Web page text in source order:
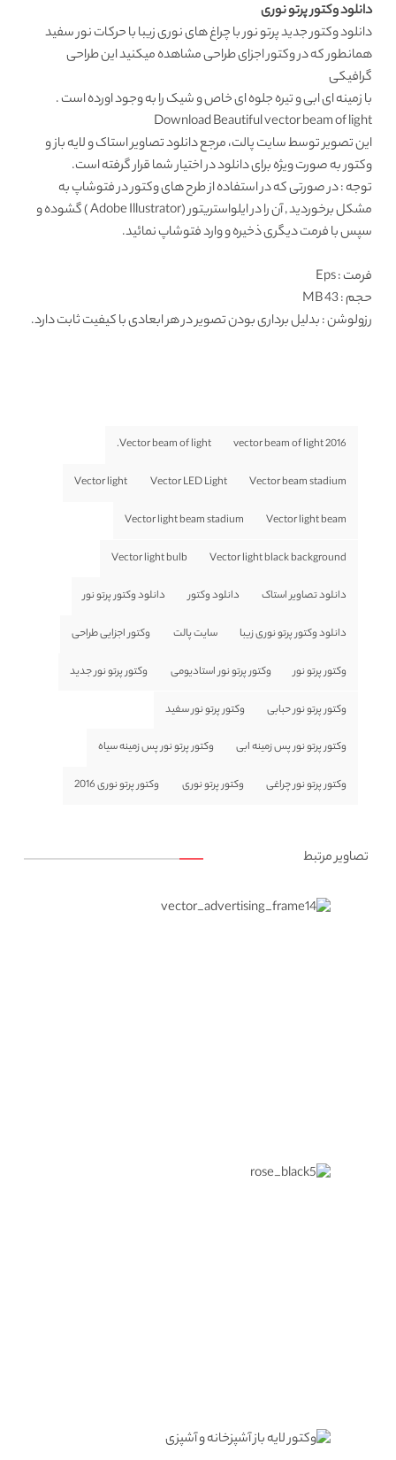
دانلود وکتور پرتو نوری
دانلود وکتورجدید پرتو نور با چراغ های نوری زیبا با حرکات نور سفید
همانطور که دروکتور اجزای طراحیمشاهده میکنید این طراحی
گرافیکی
با زمینه ای ابی و تیره جلوه ای خاص و شیک را به وجود اورده است .
Download Beautiful vector beam of light
این تصویر توسطسایت پالت، مرجعدانلود تصاویر استاکو لایه باز و
وکتور به صورت ویژه برای دانلود در اختیار شما قرار گرفته است.
توجه : در صورتی که در استفاده از طرح های وکتور در فتوشاپ به
مشکل برخوردید , آن را در ایلواستریتور (Adobe Illustrator ) گشوده و
سپس با فرمت دیگری ذخیره و وارد فتوشاپ نمائید.
فرمت: Eps
حجم : 43 MB
رزولوشن: بدلیل برداری بودن تصویر در هر ابعادی با کیفیت ثابت دارد.
vector beam of light 2016
Vector beam of light.
Vector beam stadium
Vector LED Light
Vector light
Vector light beam
Vector light beam stadium
Vector light black background
Vector light bulb
دانلود تصاویر استاک دانلود وکتور دانلود وکتور پرتو نور
دانلود وکتور پرتو نوری زیبا سایت پالت وکتور اجزایی طراحی
وکتور پرتو نور وکتور پرتو نور استادیومی وکتور پرتو نور جدید
وکتور پرتو نور حبابی وکتور پرتو نور سفید
وکتور پرتو نور پس زمینه ابی وکتور پرتو نور پس زمینه سیاه
وکتور پرتو نور چراغی وکتور پرتو نوری وکتور پرتو نوری 2016
تصاویر مرتبط